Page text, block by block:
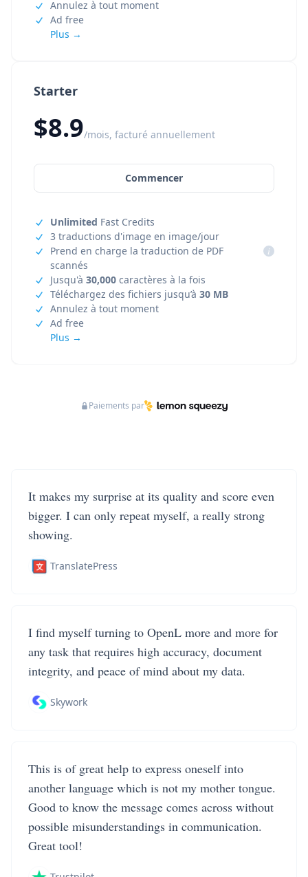
Starter
$8.9/mois, facturé annuellement
Commencer
Unlimited Fast Credits
3 traductions d'image en image/jour
Prend en charge la traduction de PDF
scannés
i
Jusqu'à 30,000 caractères à la fois
Téléchargez des fichiers jusqu’à 30 MB
Annulez à tout moment
Ad free
Plus →
Annulez à tout moment
Ad free
Plus →
Paiements par
It makes my surprise at its quality and score even
bigger. I can only repeat myself, a really strong
showing.
TranslatePress
I find myself turning to OpenL more and more for
any task that requires high accuracy, document
integrity, and peace of mind about my data.
Skywork
This is of great help to express oneself into
another language which is not my mother tongue.
Good to know the message comes across without
possible misunderstandings in communication.
Great tool!